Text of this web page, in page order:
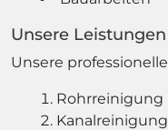
Unsere
Unsere
Rohrreinigung
Kanalreinigung